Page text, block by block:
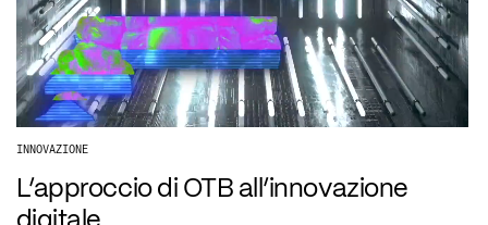
INNOVAZIONE
L’approccio di OTB all’innovazione